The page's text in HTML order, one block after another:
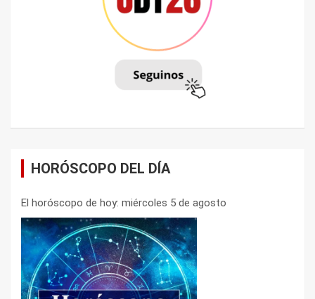
HORÓSCOPO DEL DÍA
El horóscopo de hoy: miércoles 5 de agosto